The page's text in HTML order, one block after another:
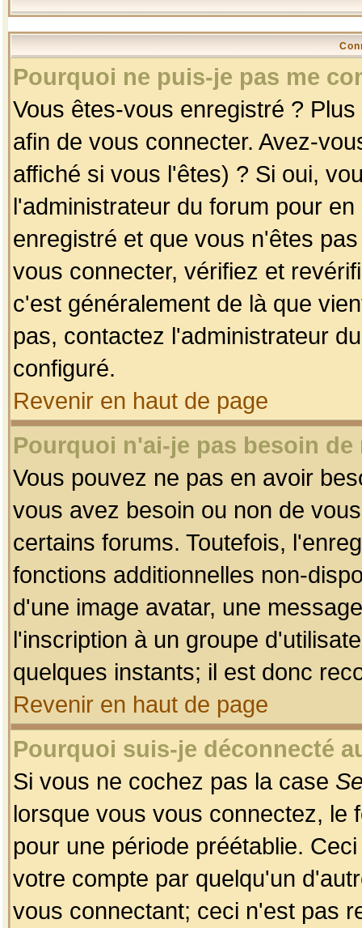
Pourquoi ne puis-je pas me
Vous êtes-vous enregistré ?
afin de vous connecter. Avez-
affiché si vous l'êtes) ? Si oui,
l'administrateur du forum pour
enregistré et que vous n'êtes
vous connecter, vérifiez et
c'est généralement de là que
pas, contactez l'administrateur
configuré.
Revenir en haut de page
Pourquoi n'ai-je pas besoin
Vous pouvez ne pas en avoir
vous avez besoin ou non de
certains forums. Toutefois,
fonctions additionnelles non-
d'une image avatar, une
l'inscription à un groupe
quelques instants; il est donc
Revenir en haut de page
Pourquoi suis-je déconnecté
Si vous ne cochez pas la case
lorsque vous vous connectez, le
pour une période préétablie.
votre compte par quelqu'un
vous connectant; ceci n'est pas